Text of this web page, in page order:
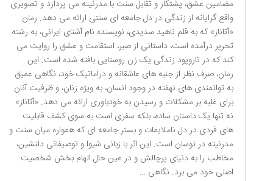
مضامین عشق، پشتکار و تقابل سنت با مدرنیته می پردازد و تصویری
واقع گرایانه از زندگی در دل جامعه ای سنتی ارائه می دهد. رمان
«آتاناز» که به قلم ناهید سدیدی، نویسنده نام آشنای ایرانی، به رشته
تحریر درآمده است، داستانی از صبر، استقامت و عشق را روایت می
کند که در تاروپود زندگی یک زن روستایی بافته شده است. این
رمان، صرف نظر از جنبه های عاشقانه و دراماتیک خود، نگاهی عمیق
به توانمندی های نهفته در وجود انسان، به ویژه زنان، و ظرفیت آنان
برای غلبه بر مشکلات و رسیدن به خودباوری ارائه می دهد. «آتاناز»
نه تنها یک داستان ساده، بلکه سفری است به سوی کشف قابلیت
های فردی در دل ناملایمات و بستر جامعه ای که همواره میان سنت و
مدرنیته در نوسان است. این اثر با زبانی شیوا و توصیفاتی دلنشین،
مخاطب را به دنیای پرچالش و در عین حال الهام بخش شخصیت
اصلی خود می برد. نگاهی …